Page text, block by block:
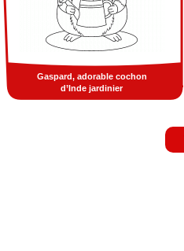
Gaspard, adorable cochon
d’Inde jardinier